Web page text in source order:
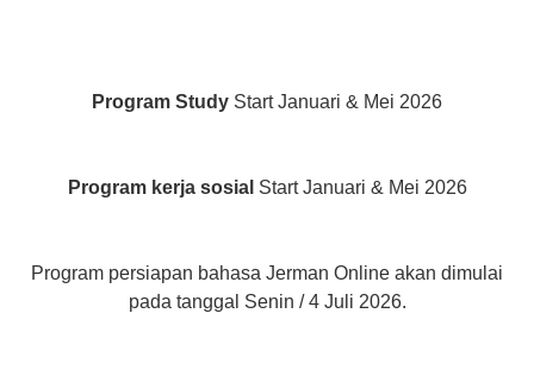
Program Study Start Januari & Mei 2026
Program kerja sosial Start Januari & Mei 2026
Program persiapan bahasa Jerman Online akan dimulai
pada tanggal Senin / 4 Juli 2026.